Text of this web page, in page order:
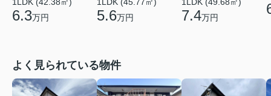
1LDK (42.38㎡)
6.3万円 5.6万円 7.4万円
よく見られている物件